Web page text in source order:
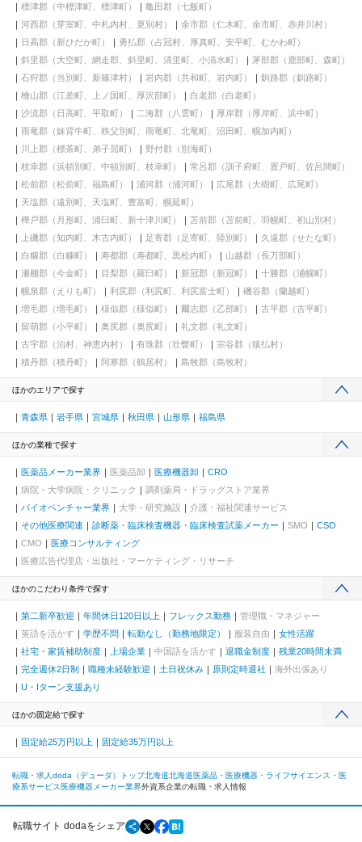
標津郡（中標津町、標津町）
亀田郡（七飯町）
河西郡（芽室町、中札内村、更別村）
余市郡（仁木町、余市町、赤井川村）
日高郡（新ひだか町）
勇払郡（占冠村、厚真町、安平町、むかわ町）
斜里郡（大空町、網走郡、斜里町、清里町、小清水町）
茅部郡（鹿部町、森町）
石狩郡（当別町、新篠津村）
岩内郡（共和町、岩内町）
釧路郡（釧路町）
檜山郡（江差町、上ノ国町、厚沢部町）
白老郡（白老町）
沙流郡（日高町、平取町）
二海郡（八雲町）
厚岸郡（厚岸町、浜中町）
雨竜郡（妹背牛町、秩父別町、雨竜町、北竜町、沼田町、幌加内町）
川上郡（標茶町、弟子屈町）
野付郡（別海町）
枝幸郡（浜頓別町、中頓別町、枝幸町）
常呂郡（訓子府町、置戸町、佐呂間町）
松前郡（松前町、福島町）
浦河郡（浦河町）
広尾郡（大樹町、広尾町）
天塩郡（遠別町、天塩町、豊富町、幌延町）
樺戸郡（月形町、浦臼町、新十津川町）
苫前郡（苫前町、羽幌町、初山別村）
上磯郡（知内町、木古内町）
足寄郡（足寄町、陸別町）
久遠郡（せたな町）
白糠郡（白糠町）
寿都郡（寿都町、黒松内町）
山越郡（長万部町）
瀬棚郡（今金町）
目梨郡（羅臼町） 新冠郡（新冠町）
十勝郡（浦幌町）
幌泉郡（えりも町）
利尻郡（利尻町、利尻富士町）
磯谷郡（蘭越町）
増毛郡（増毛町）
様似郡（様似町） 爾志郡（乙部町）
古平郡（古平町）
留萌郡（小平町）
奥尻郡（奥尻町）
礼文郡（礼文町）
古宇郡（泊村、神恵内村）
有珠郡（壮瞥町）
宗谷郡（猿払村）
積丹郡（積丹町）
阿寒郡（鶴居村） 島牧郡（島牧村）
ほかのエリアで探す
青森県 岩手県 宮城県 秋田県 山形県 福島県
ほかの業種で探す
医薬品メーカー業界 医薬品卸 医療機器卸
CRO
病院・大学病院・クリニック
調剤薬局・ドラッグストア業界
バイオベンチャー業界
大学・研究施設
介護・福祉関連サービス
その他医療関連
診断薬・臨床検査機器・臨床検査試薬メーカー SMO
CSO
CMO
医療コンサルティング
医療広告代理店・出版社・マーケティング・リサーチ
ほかのこだわり条件で探す
第二新卒歓迎 年間休日120日以上 フレックス勤務
管理職・マネジャー
英語を活かす
学歴不問 転勤なし（勤務地限定） 服装自由
女性活躍
社宅・家賃補助制度
上場企業 中国語を活かす 退職金制度
残業20時間未満
完全週休2日制
職種未経験歓迎 土日祝休み 原則定時退社
海外出張あり
U・Iターン支援あり
ほかの固定給で探す
固定給25万円以上 固定給35万円以上
転職・求人doda（デューダ）トップ北海道北海道医薬品・医療機器・ライフサイエンス・医
療系サービス 医療機器メーカー業界外資系企業の転職・求人情報
転職サイト dodaをシェア